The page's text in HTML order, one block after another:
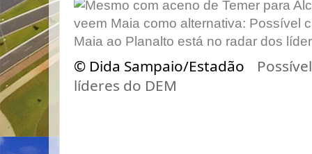
© Dida Sampaio/Estadão
líderes do DEM